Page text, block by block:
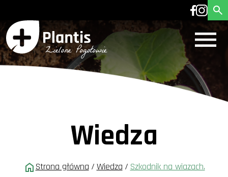
Wiedza
Strona główna / Wiedza / Szkodnik na wiazach.